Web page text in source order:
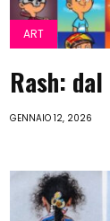
ART
Rash:
GENNAIO 12, 2026